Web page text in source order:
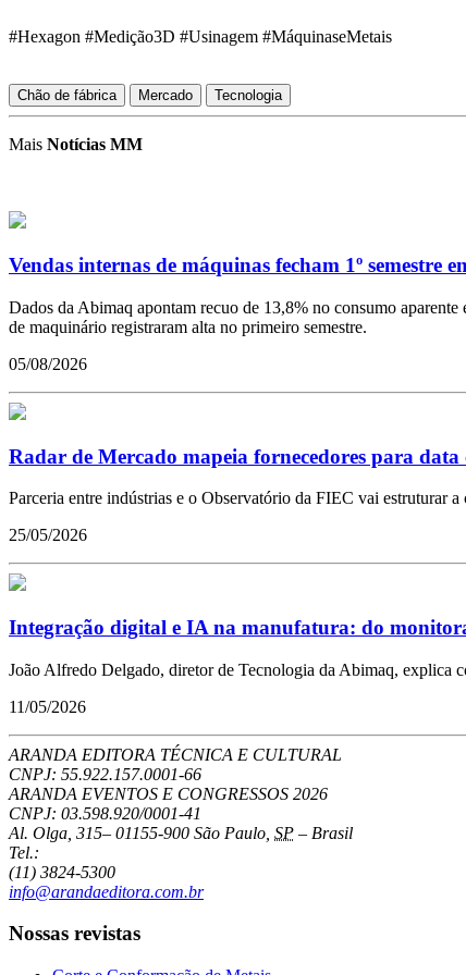
#Hexagon #Medição3D #Usinagem #MáquinaseMetais
Chão de fábrica Mercado Tecnologia
Mais Notícias MM
Vendas internas de máquinas fecham 1º semestre
Dados da Abimaq apontam recuo de 13,8% no consumo
de maquinário registraram alta no primeiro semestre.
05/08/2026
Radar de Mercado mapeia fornecedores para data
Parceria entre indústrias e o Observatório da FIEC vai estruturar
25/05/2026
Integração digital e IA na manufatura: do
João Alfredo Delgado, diretor de Tecnologia da Abimaq, explica
11/05/2026
ARANDA EDITORA TÉCNICA E CULTURAL
CNPJ: 55.922.157.0001-66
ARANDA EVENTOS E CONGRESSOS 2026
CNPJ: 03.598.920/0001-41
Al. Olga, 315– 01155-900 São Paulo SP – Brasil
Tel.:
(11) 3824-5300
info@arandaeditora.com.br
Nossas revistas